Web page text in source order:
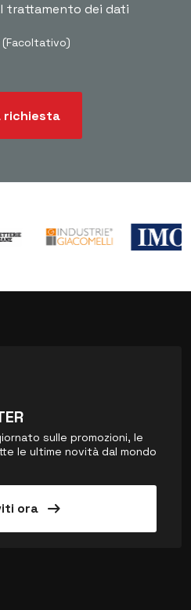
trattamento dei dati
(Facoltativo)
richiesta
sulle promozioni, le
le ultime novità dal mondo
ora arrow_right_alt